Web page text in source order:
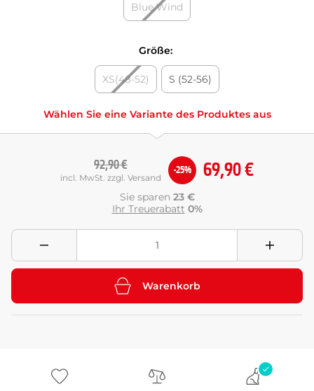
Blue Wind
Größe:
XS(48-52) S (52-56)
Wählen Sie eine Variante des Produktes aus
69,90 €
92,90 €
incl. MwSt. zzgl. Versand
-25%
Sie sparen 23 €
Ihr Treuerabatt 0%
Warenkorb